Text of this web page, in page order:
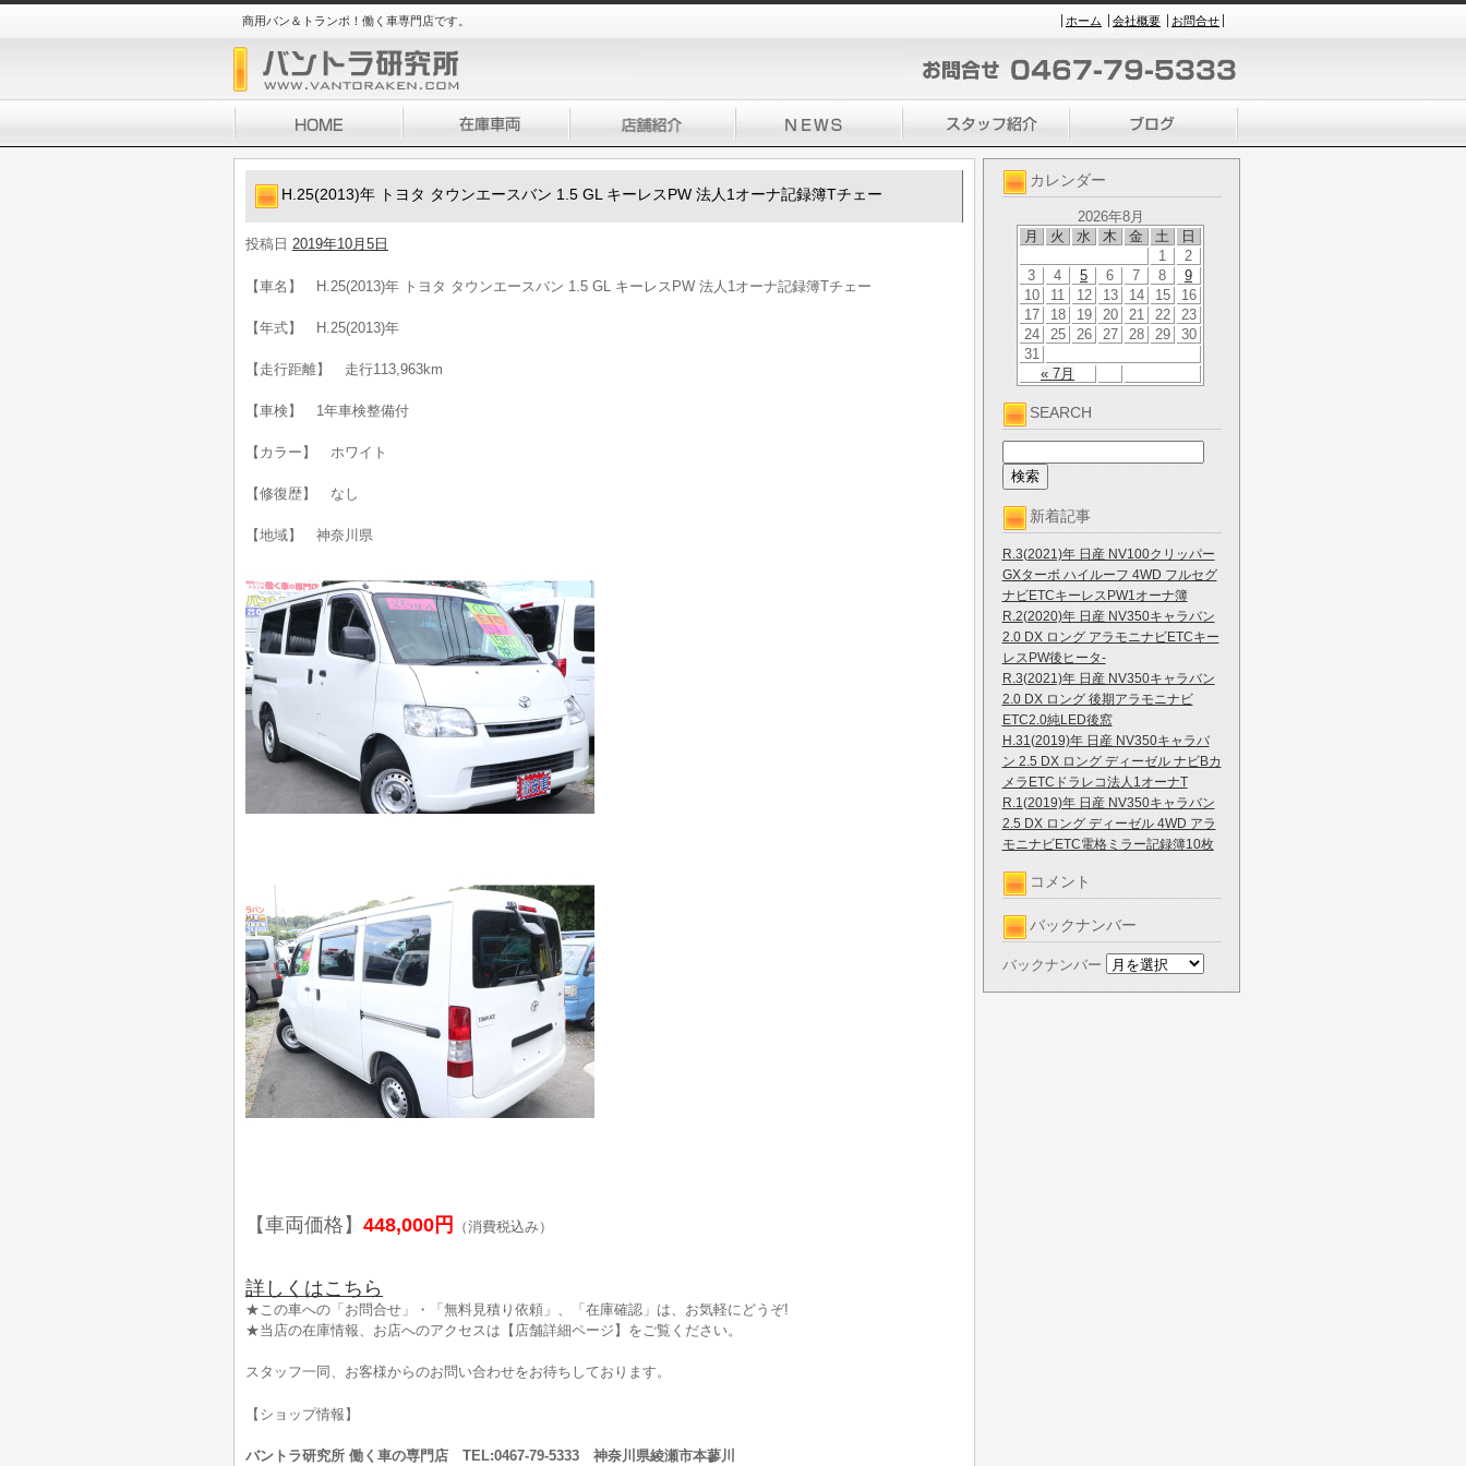
商用バン＆トランポ！働く車専門店です。 ホーム 会社概要 お問合せ
カレンダー
2026年8月
月
火 水 木 金 土 日
« 7月
1
2
3
4 5 6 7 8
9
10
11 12 13 14 15
16
17
18 19 20 21 22
23
24
25 26 27 28 29
30
31
SEARCH
新着記事
R.3(2021)年 日産 NV100クリッパー
GXターボ ハイルーフ 4WD フルセグ
ナビETCキーレスPW1オーナ簿
R.2(2020)年 日産 NV350キャラバン
2.0 DX ロング アラモニナビETCキー
レスPW後ヒータ-
R.3(2021)年 日産 NV350キャラバン
2.0 DX ロング 後期アラモニナビ
ETC2.0純LED後窓
H.31(2019)年 日産 NV350キャラバ
ン 2.5 DX ロング ディーゼル ナビBカ
メラETCドラレコ法人1オーナT
R.1(2019)年 日産 NV350キャラバン
2.5 DX ロング ディーゼル 4WD アラ
モニナビETC電格ミラー記録簿10枚
コメント
バックナンバー
バックナンバー
H.25(2013)年 トヨタ タウンエースバン 1.5 GL キーレスPW 法人1オーナ記録簿Tチェー
投稿日 2019年10月5日
【車名】 H.25(2013)年 トヨタ タウンエースバン 1.5 GL キーレスPW 法人1オーナ記録簿Tチェー
【年式】 H.25(2013)年
【走行距離】 走行113,963km
【車検】 1年車検整備付
【カラー】 ホワイト
【修復歴】 なし
【地域】 神奈川県
【車両価格】 448,000円 （消費税込み）
詳しくはこちら
★この車への「お問合せ」・「無料見積り依頼」、「在庫確認」は、お気軽にどうぞ!
★当店の在庫情報、お店へのアクセスは【店舗詳細ページ】をご覧ください。
スタッフ一同、お客様からのお問い合わせをお待ちしております。
【ショップ情報】
バントラ研究所 働く車の専門店 TEL:0467-79-5333 神奈川県綾瀬市本蓼川